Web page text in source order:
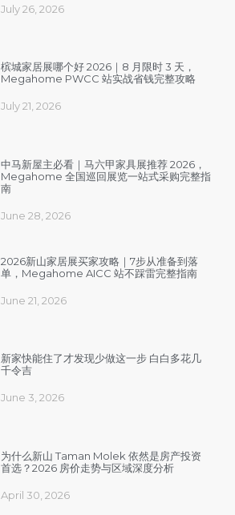
July 26, 2026
槟城家居展哪个好 2026｜8 月限时 3 天，
Megahome PWCC 站实战省钱完整攻略
July 21, 2026
中马新屋主必看｜马六甲家具展推荐 2026，
Megahome 全国巡回展览一站式采购完整指
南
June 28, 2026
2026新山家居展买家攻略｜7步从准备到落
单，Megahome AICC 站不踩雷完整指南
June 21, 2026
新家快能住了才发现少做这一步 白白多花几
千令吉
June 3, 2026
为什么新山 Taman Molek 依然是房产投资
首选？2026 房价走势与区域深度分析
April 30, 2026